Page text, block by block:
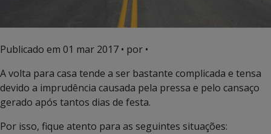
Publicado em 01 mar 2017 • por •
A volta para casa tende a ser bastante complicada e tensa
devido a imprudência causada pela pressa e pelo cansaço
gerado após tantos dias de festa.
Por isso, fique atento para as seguintes situações: